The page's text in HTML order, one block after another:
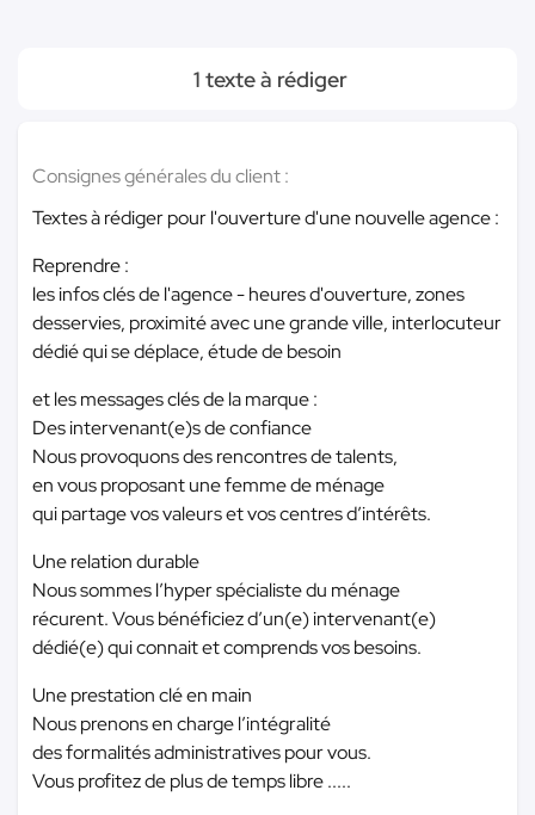
1 texte à rédiger
Consignes générales du client :
Textes à rédiger pour l'ouverture d'une nouvelle agence :
Reprendre :
les infos clés de l'agence - heures d'ouverture, zones
desservies, proximité avec une grande ville, interlocuteur
dédié qui se déplace, étude de besoin
et les messages clés de la marque :
Des intervenant(e)s de confiance
Nous provoquons des rencontres de talents,
en vous proposant une femme de ménage
qui partage vos valeurs et vos centres d’intérêts.
Une relation durable
Nous sommes l’hyper spécialiste du ménage
récurent. Vous bénéficiez d’un(e) intervenant(e)
dédié(e) qui connait et comprends vos besoins.
Une prestation clé en main
Nous prenons en charge l’intégralité
des formalités administratives pour vous.
Vous profitez de plus de temps libre .....